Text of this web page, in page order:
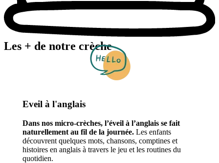
Les + de notre crèche
Eveil à l'anglais
Dans nos micro-crèches, l’éveil à l’anglais se fait
naturellement au fil de la journée. Les enfants
découvrent quelques mots, chansons, comptines et
histoires en anglais à travers le jeu et les routines du
quotidien.